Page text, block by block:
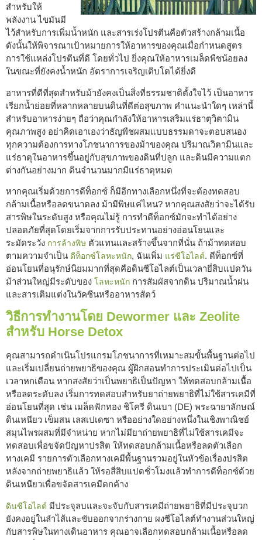
สำหรับให้
พลังงาน ไขมันมี
ไว้สำหรับการเพิ่มน้ำหนัก และสารเร่งโปรตีนคือตัวสร้างกล้ามเนื้อ
ดังนั้นให้พิจารณาเป้าหมายการให้อาหารของคุณเมื่อกำหนดสูตร
การใช้แหล่งโปรตีนที่ดี โดยทั่วไป ยิ่งคุณให้อาหารเมล็ดพืชน้อยลง
ในขณะที่ยังคงน้ำหนัก อัตราการเจริญเติบโตได้ยิ่งดี
อาหารที่ดีที่สุดสำหรับม้ายังคงเป็นสิ่งที่ธรรมชาติตั้งใจไว้ เป็นอาหาร
เรียกน้ำย่อยที่หลากหลายบนดินที่ดีต่อสุขภาพ คำแนะนำใดๆ เหล่านี้
สำหรับอาหารง่ายๆ ถือว่าคุณกำลังให้อาหารเสริมแร่ธาตุวิตามิน
คุณภาพสูง อย่าคิดเอาเองว่าธัญพืชผสมแบบธรรมดาจะตอบสนอง
ทุกความต้องการทางโภชนาการของม้าของคุณ ปริมาณวิตามินและ
แร่ธาตุในอาหารขึ้นอยู่กับสุขภาพของดินที่ปลูก และดินมีความแตก
ต่างกันอย่างมาก ดินจำนวนมากมีแร่ธาตุหมด
หากคุณเริ่มด้วยการดีท็อกซ์ ก็มีอีกทางเลือกหนึ่งที่จะต้องทดสอบ
กล้ามเนื้อหรือลดขนาดลง ม้ามีพิษแค่ไหน? หากคุณสงสัยว่าจะได้รับ
สารพิษในระดับสูง หรือคุณไม่รู้ การทำดีท็อกซ์มักจะทำได้อย่าง
ปลอดภัยที่สุดโดยเริ่มจากการรับประทานอย่างอ่อนโยนและ
ระมัดระวัง การล้างพิษ ตัวแทนและสร้างขึ้นจากที่นั่น ถ้าม้าทดสอบ
ตามความจำเป็น ดีท็อกซ์โลหะหนัก, ฉันเพิ่ม แร่ซีโอไลต์. ดีท็อกซ์ที่
อ่อนโยนที่อนุรักษ์นิยมมากที่สุดคือดินซีโอไลต์เป็นเวลายี่สิบแปดวัน
ม้าส่วนใหญ่มีระดับของ โลหะหนัก การสัมผัสจากดิน ปริมาณน้ำฝน
และสารเติมแต่งในวัคซีนหรืออาหารสัตว์
วิธีการทำงานโดย Dewormer และ Zeolite
สำหรับ Horse Detox
คุณสามารถดำเนินโปรแกรมโภชนาการที่เหมาะสมขั้นพื้นฐานต่อไป
และเริ่มเปลี่ยนถ่ายพยาธิของคุณ ผู้ฝึกสอนทำการประเมินต่อไปเป็น
เวลาหกเดือน หากสงสัยว่าเป็นพยาธิเป็นปัญหา ให้ทดสอบกล้ามเนื้อ
หรือลดระดับลง เริ่มการทดสอบสำหรับยาถ่ายพยาธิที่ไม่ใช้สารเคมีที่
อ่อนโยนที่สุด เช่น เมล็ดฟักทอง ชิโครี ดินเบา (DE) พระฉายาลักษณ์
ดินเหนียว เข็มสน เลสเปเดซา หรืออย่างใดอย่างหนึ่งในเชิงพาณิชย์
สมุนไพรผสมที่มีจำหน่าย หากไม่มียาถ่ายพยาธิที่ไม่ใช้สารเคมีจะ
ทดสอบเพื่อขจัดปัญหาปรสิต ให้ทดสอบกล้ามเนื้อหรือลดตัวเลือก
ทางเคมี รายการตัวเลือกทางเคมีพื้นฐานรวมอยู่ในหัวข้อเรื่องปรสิต
หลังจากถ่ายพยาธิแล้ว ให้รอสี่สิบแปดชั่วโมงแล้วทำการดีท็อกซ์ด้วย
ดินเหนียวเพื่อขจัดสารเคมีตกค้าง
ดินซีโอไลต์ มีประจุลบและจะจับกับสารเคมีถ่ายพยาธิที่มีประจุบวก
ยังคงอยู่ในลำไส้และขับออกจากร่างกาย ผงซีโอไลต์ทำงานส่วนใหญ่
กับสารพิษในทางเดินอาหาร คุณอาจเลือกทดสอบกล้ามเนื้อหรือลด